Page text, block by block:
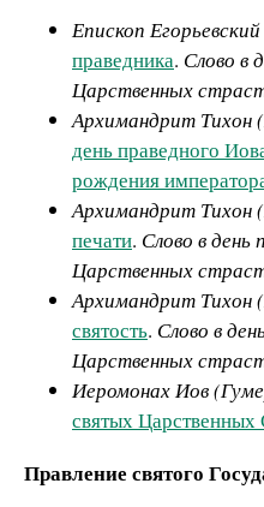
Епископ
праведника. Слово в
Царственных
Архимандрит Тихон
день праведного
рождения
Архимандрит Тихон
печати. Слово в
Царственных
Архимандрит Тихон
святость. Слово в
Царственных
Иеромонах Иов
святых Царственных
Правление святого